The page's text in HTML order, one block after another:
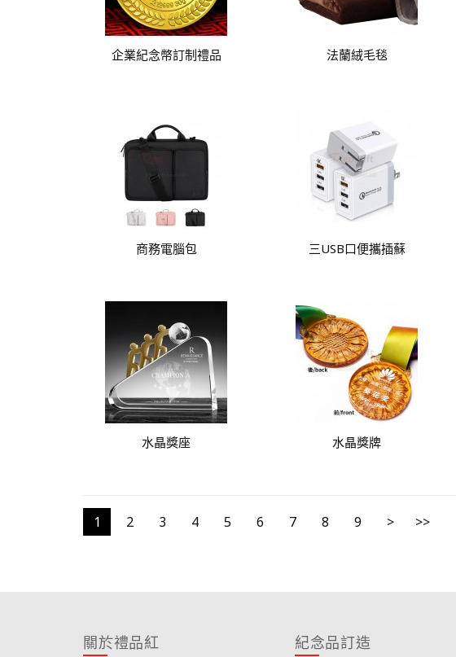
企業紀念幣訂制禮品 法蘭絨毛毯
商務電腦包 三USB口便攜插蘇
水晶獎座 水晶獎牌
1 2 3 4 5 6 7 8 9 > >>
關於禮品紅 紀念品訂造